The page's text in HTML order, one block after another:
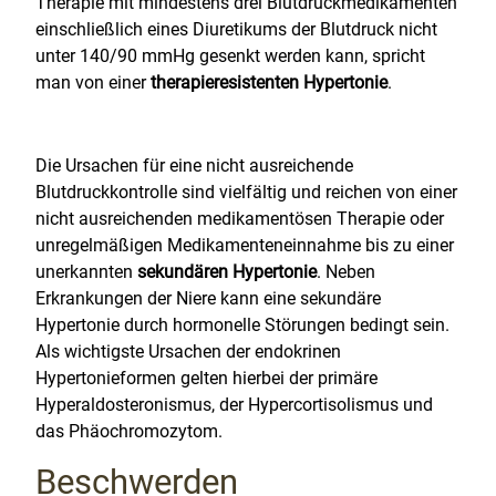
einschließlich eines Diuretikums der Blutdruck nicht
unter 140/90 mmHg gesenkt werden kann, spricht
man von einertherapieresistenten Hypertonie.
Die Ursachen für eine nicht ausreichende
Blutdruckkontrolle sind vielfältig und reichen von einer
nicht ausreichenden medikamentösen Therapie oder
unregelmäßigen Medikamenteneinnahme bis zu einer
unerkannten sekundären Hypertonie. Neben
Erkrankungen der Niere kann eine sekundäre
Hypertonie durch hormonelle Störungen bedingt sein.
Als wichtigste Ursachen der endokrinen
Hypertonieformen gelten hierbei der primäre
Hyperaldosteronismus, der Hypercortisolismus und
das Phäochromozytom.
Beschwerden